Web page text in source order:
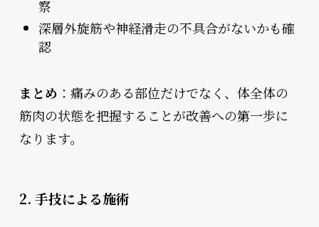
察
深層外旋筋や神経滑走の不具合がないかも確
認
まとめ ：痛みのある部位だけでなく、体全体の
筋肉の状態を把握することが改善への第一歩に
なります。
2. 手技による施術